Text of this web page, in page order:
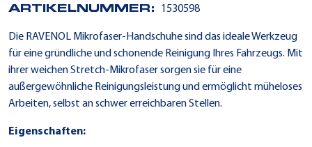
ARTIKELNUMMER: 1530598
Die RAVENOL Mikrofaser-Handschuhe sind das ideale Werkzeug
für eine gründliche und schonende Reinigung Ihres Fahrzeugs. Mit
ihrer weichen Stretch-Mikrofaser sorgen sie für eine
außergewöhnliche Reinigungsleistung und ermöglicht müheloses
Arbeiten, selbst an schwer erreichbaren Stellen.
Eigenschaften: